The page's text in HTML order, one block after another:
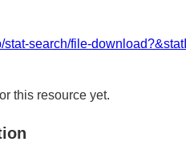
stat-search/file-
this resource yet.